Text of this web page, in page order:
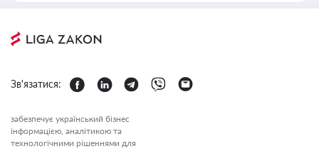
Зв'язатися:
забезпечує український бізнес
інформацією, аналітикою та
технологічними рішеннями для